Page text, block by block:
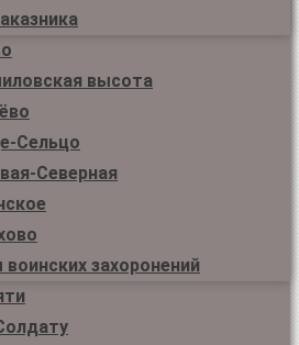
высота
Сельцо
Северная
захоронений